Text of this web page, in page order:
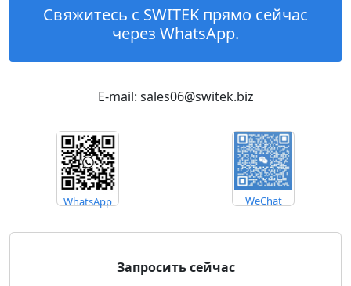
Свяжитесь с SWITEK прямо сейчас
через WhatsApp.
E-mail: sales06@switek.biz
WhatsApp WeChat
Запросить сейчас